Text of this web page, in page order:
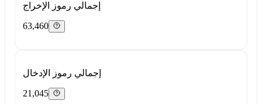
إجمالي رموز الإخراج
63,460
إجمالي رموز الإدخال
21,045